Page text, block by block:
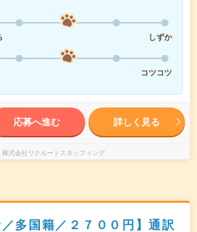
しずか
コツコツ
応募へ進む 詳しく見る
株式会社リクルートスタッフィング
／多国籍／２７００円】通訳